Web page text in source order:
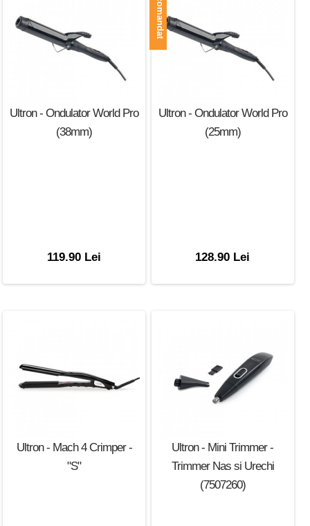
Ultron - Ondulator World Pro
(38mm)
119.90 Lei
Recomandat
Ultron - Ondulator World Pro
(25mm)
128.90 Lei
Ultron - Mach 4 Crimper -
"S"
Ultron - Mini Trimmer -
Trimmer Nas si Urechi
(7507260)